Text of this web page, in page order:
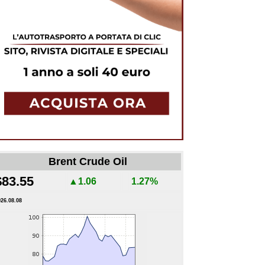
Brent Crude Oil
▲1.06 1.27%